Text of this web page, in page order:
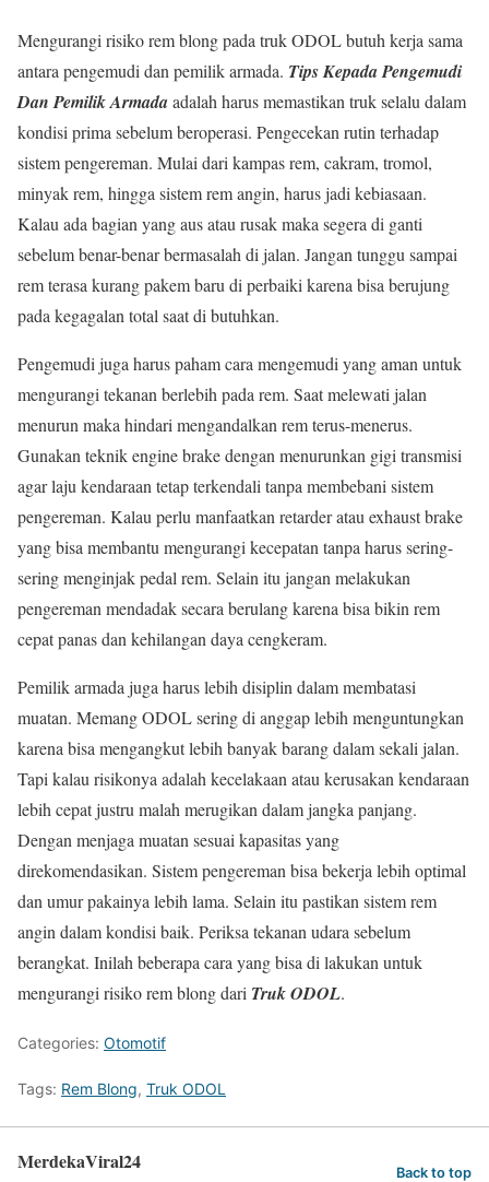
Mengurangi risiko rem blong pada truk ODOL butuh kerja sama
antara pengemudi dan pemilik armada. Tips Kepada Pengemudi
Dan Pemilik Armadaadalah harus memastikan truk selalu dalam
kondisi prima sebelum beroperasi. Pengecekan rutin terhadap
sistem pengereman. Mulai dari kampas rem, cakram, tromol,
minyak rem, hingga sistem rem angin, harus jadi kebiasaan.
Kalau ada bagian yang aus atau rusak maka segera di ganti
sebelum benar-benar bermasalah di jalan. Jangan tunggu sampai
rem terasa kurang pakem baru di perbaiki karena bisa berujung
pada kegagalan total saat di butuhkan.
Pengemudi juga harus paham cara mengemudi yang aman untuk
mengurangi tekanan berlebih pada rem. Saat melewati jalan
menurun maka hindari mengandalkan rem terus-menerus.
Gunakan teknik engine brake dengan menurunkan gigi transmisi
agar laju kendaraan tetap terkendali tanpa membebani sistem
pengereman. Kalau perlu manfaatkan retarder atau exhaust brake
yang bisa membantu mengurangi kecepatan tanpa harus sering-
sering menginjak pedal rem. Selain itu jangan melakukan
pengereman mendadak secara berulang karena bisa bikin rem
cepat panas dan kehilangan daya cengkeram.
Pemilik armada juga harus lebih disiplin dalam membatasi
muatan. Memang ODOL sering di anggap lebih menguntungkan
karena bisa mengangkut lebih banyak barang dalam sekali jalan.
Tapi kalau risikonya adalah kecelakaan atau kerusakan kendaraan
lebih cepat justru malah merugikan dalam jangka panjang.
Dengan menjaga muatan sesuai kapasitas yang
direkomendasikan. Sistem pengereman bisa bekerja lebih optimal
dan umur pakainya lebih lama. Selain itu pastikan sistem rem
angin dalam kondisi baik. Periksa tekanan udara sebelum
berangkat. Inilah beberapa cara yang bisa di lakukan untuk
mengurangi risiko rem blong dari Truk ODOL.
Categories: Otomotif
Tags: Rem Blong, Truk ODOL
MerdekaViral24 Back to top